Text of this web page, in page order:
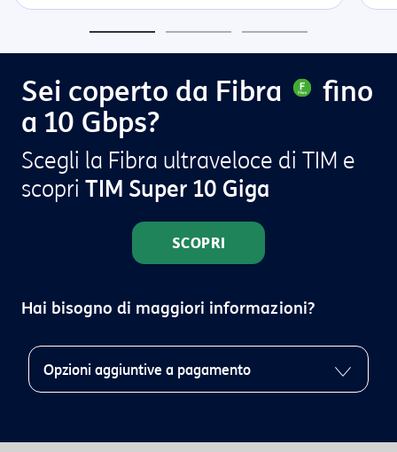
Sei coperto da Fibra
fino
a 10 Gbps?
Scegli la Fibra ultraveloce di TIM e
scopri TIM Super 10 Giga
SCOPRI
Hai bisogno di maggiori informazioni?
Opzioni aggiuntive a pagamento
delle seguenti opzioni a pagamento chiamando il 191: